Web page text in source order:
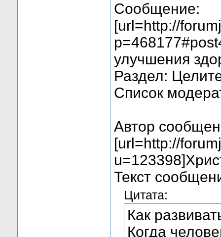
Сообщение:
[url=http://
улучшения
Раздел:
Список
Автор
[url=http://
Текст
Цитата:
Как
Когда